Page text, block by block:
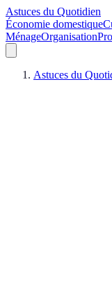
Astuces du Quotidien
Économie domestique
MénageOrganisation
Astuces du